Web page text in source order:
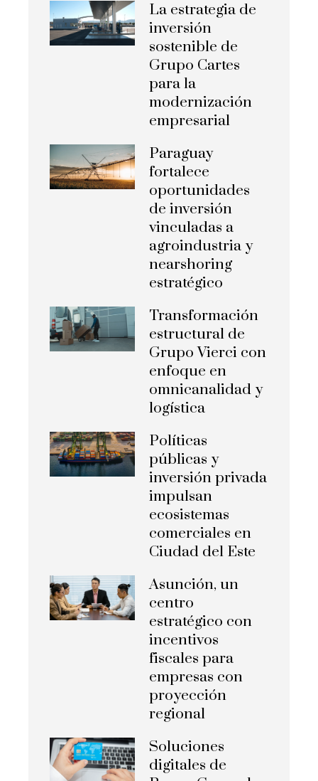
La estrategia de
inversión
sostenible de
Grupo Cartes
para la
modernización
empresarial
Paraguay
fortalece
oportunidades
de inversión
vinculadas a
agroindustria y
nearshoring
estratégico
Transformación
estructural de
Grupo Vierci con
enfoque en
omnicanalidad y
logística
Políticas
públicas y
inversión privada
impulsan
ecosistemas
comerciales en
Ciudad del Este
Asunción, un
centro
estratégico con
incentivos
fiscales para
empresas con
proyección
regional
Soluciones
digitales de